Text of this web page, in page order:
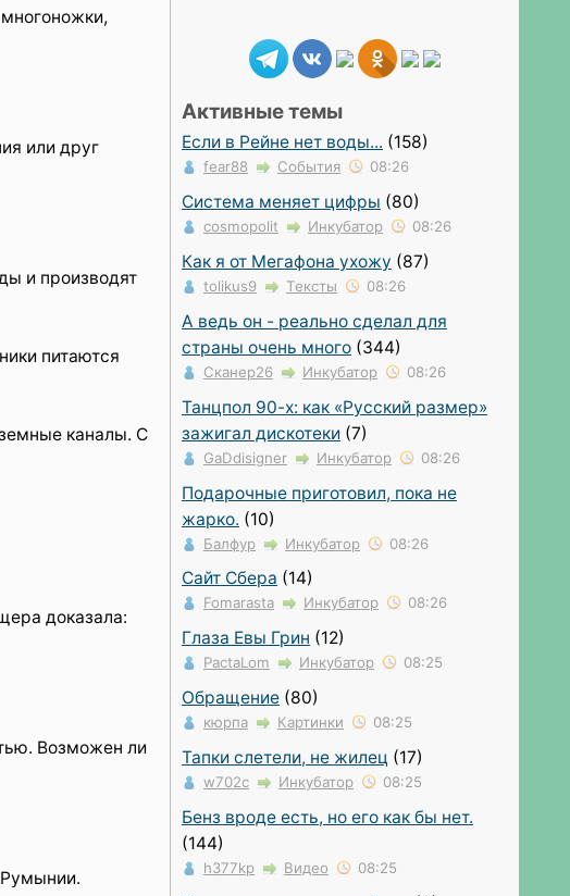
или друг
и производят
питаются
каналы. С
доказала:
Возможен ли
Румынии.
Активные темы
Если в Рейне нет воды... (158)
fear88 События 08:26
Система меняет цифры (80)
cosmopolit Инкубатор 08:26
Как я от Мегафона ухожу (87)
tolikus9 Тексты 08:26
А ведь он - реально сделал для
страны очень много (344)
Сканер26 Инкубатор 08:26
Танцпол 90-х: как «Русский размер»
зажигал дискотеки (7)
GaDdisigner Инкубатор 08:26
Подарочные приготовил, пока не
жарко. (10)
Балфур Инкубатор 08:26
Сайт Сбера (14)
Fomarasta Инкубатор 08:26
Глаза Евы Грин (12)
PactaLom Инкубатор 08:25
Обращение (80)
кюрпа Картинки 08:25
Тапки слетели, не жилец (17)
w702c Инкубатор 08:25
Бенз вроде есть, но его как бы нет.
(144)
h377kp Видео 08:25